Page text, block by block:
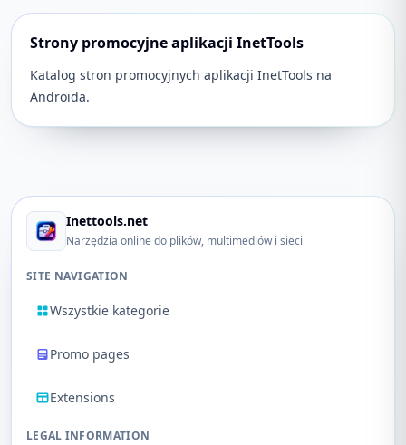
Strony promocyjne aplikacji InetTools
Katalog stron promocyjnych aplikacji InetTools na
Androida.
Inettools.net
Narzędzia online do plików, multimediów i sieci
SITE NAVIGATION
Wszystkie kategorie
Promo pages
Extensions
LEGAL INFORMATION